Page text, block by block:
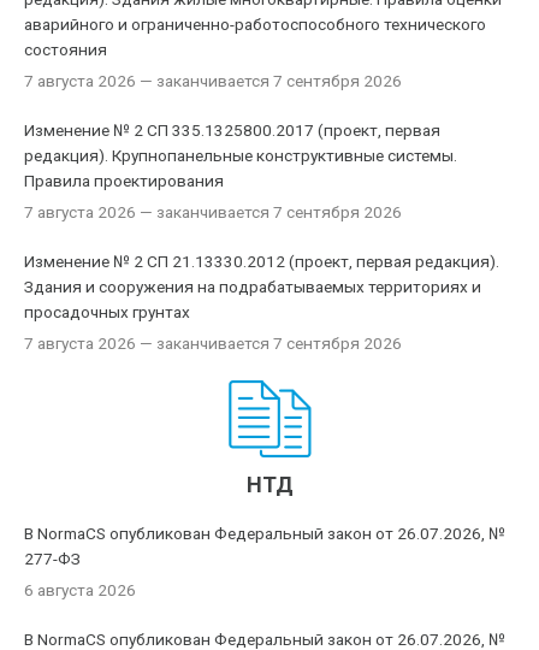
аварийного и ограниченно-работоспособного технического
состояния
7 августа 2026 — заканчивается 7 сентября 2026
Изменение № 2 СП 335.1325800.2017 (проект, первая
редакция). Крупнопанельные конструктивные системы.
Правила проектирования
7 августа 2026 — заканчивается 7 сентября 2026
Изменение № 2 СП 21.13330.2012 (проект, первая редакция).
Здания и сооружения на подрабатываемых территориях и
просадочных грунтах
7 августа 2026 — заканчивается 7 сентября 2026
НТД
В NormaCS опубликован Федеральный закон от 26.07.2026, №
277-ФЗ
6 августа 2026
В NormaCS опубликован Федеральный закон от 26.07.2026, №